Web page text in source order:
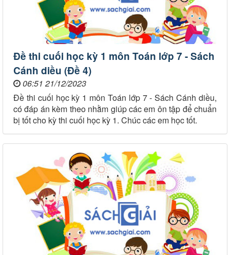
Đề thi cuối học kỳ 1 môn Toán lớp 7 - Sách
Cánh diều (Đề 4)
06:51 21/12/2023
Đề thi cuối học kỳ 1 môn Toán lớp 7 - Sách Cánh diều,
có đáp án kèm theo nhằm giúp các em ôn tập để chuẩn
bị tốt cho kỳ thi cuối học kỳ 1. Chúc các em học tốt.